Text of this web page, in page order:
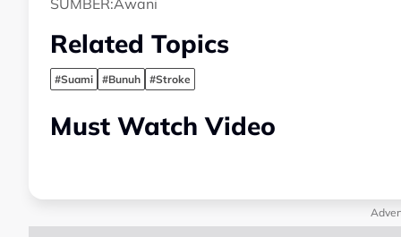
SUMBER:Awani
Related Topics
#Suami #Bunuh #Stroke
Must Watch Video